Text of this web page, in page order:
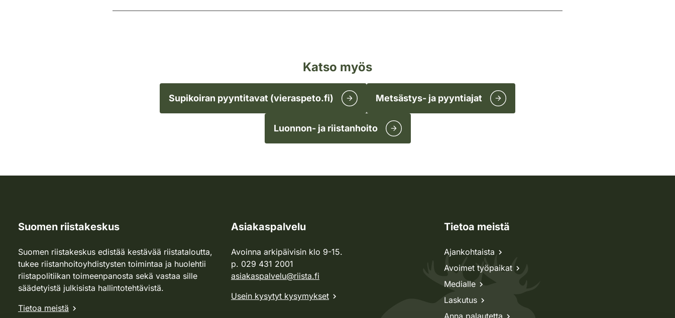
Katso myös
Supikoiran pyyntitavat (vieraspeto.fi) Metsästys- ja pyyntiajat
Luonnon- ja riistanhoito
Suomen riistakeskus
Suomen riistakeskus edistää kestävää riistataloutta,
tukee riistanhoitoyhdistysten toimintaa ja huolehtii
riistapolitiikan toimeenpanosta sekä vastaa sille
säädetyistä julkisista hallintotehtävistä.
Tietoa meistä
Asiakaspalvelu
Avoinna arkipäivisin klo 9-15.
p. 029 431 2001
asiakaspalvelu@riista.fi
Usein kysytyt kysymykset
Tietoa meistä
Ajankohtaista
Avoimet työpaikat
Medialle
Laskutus
Anna palautetta